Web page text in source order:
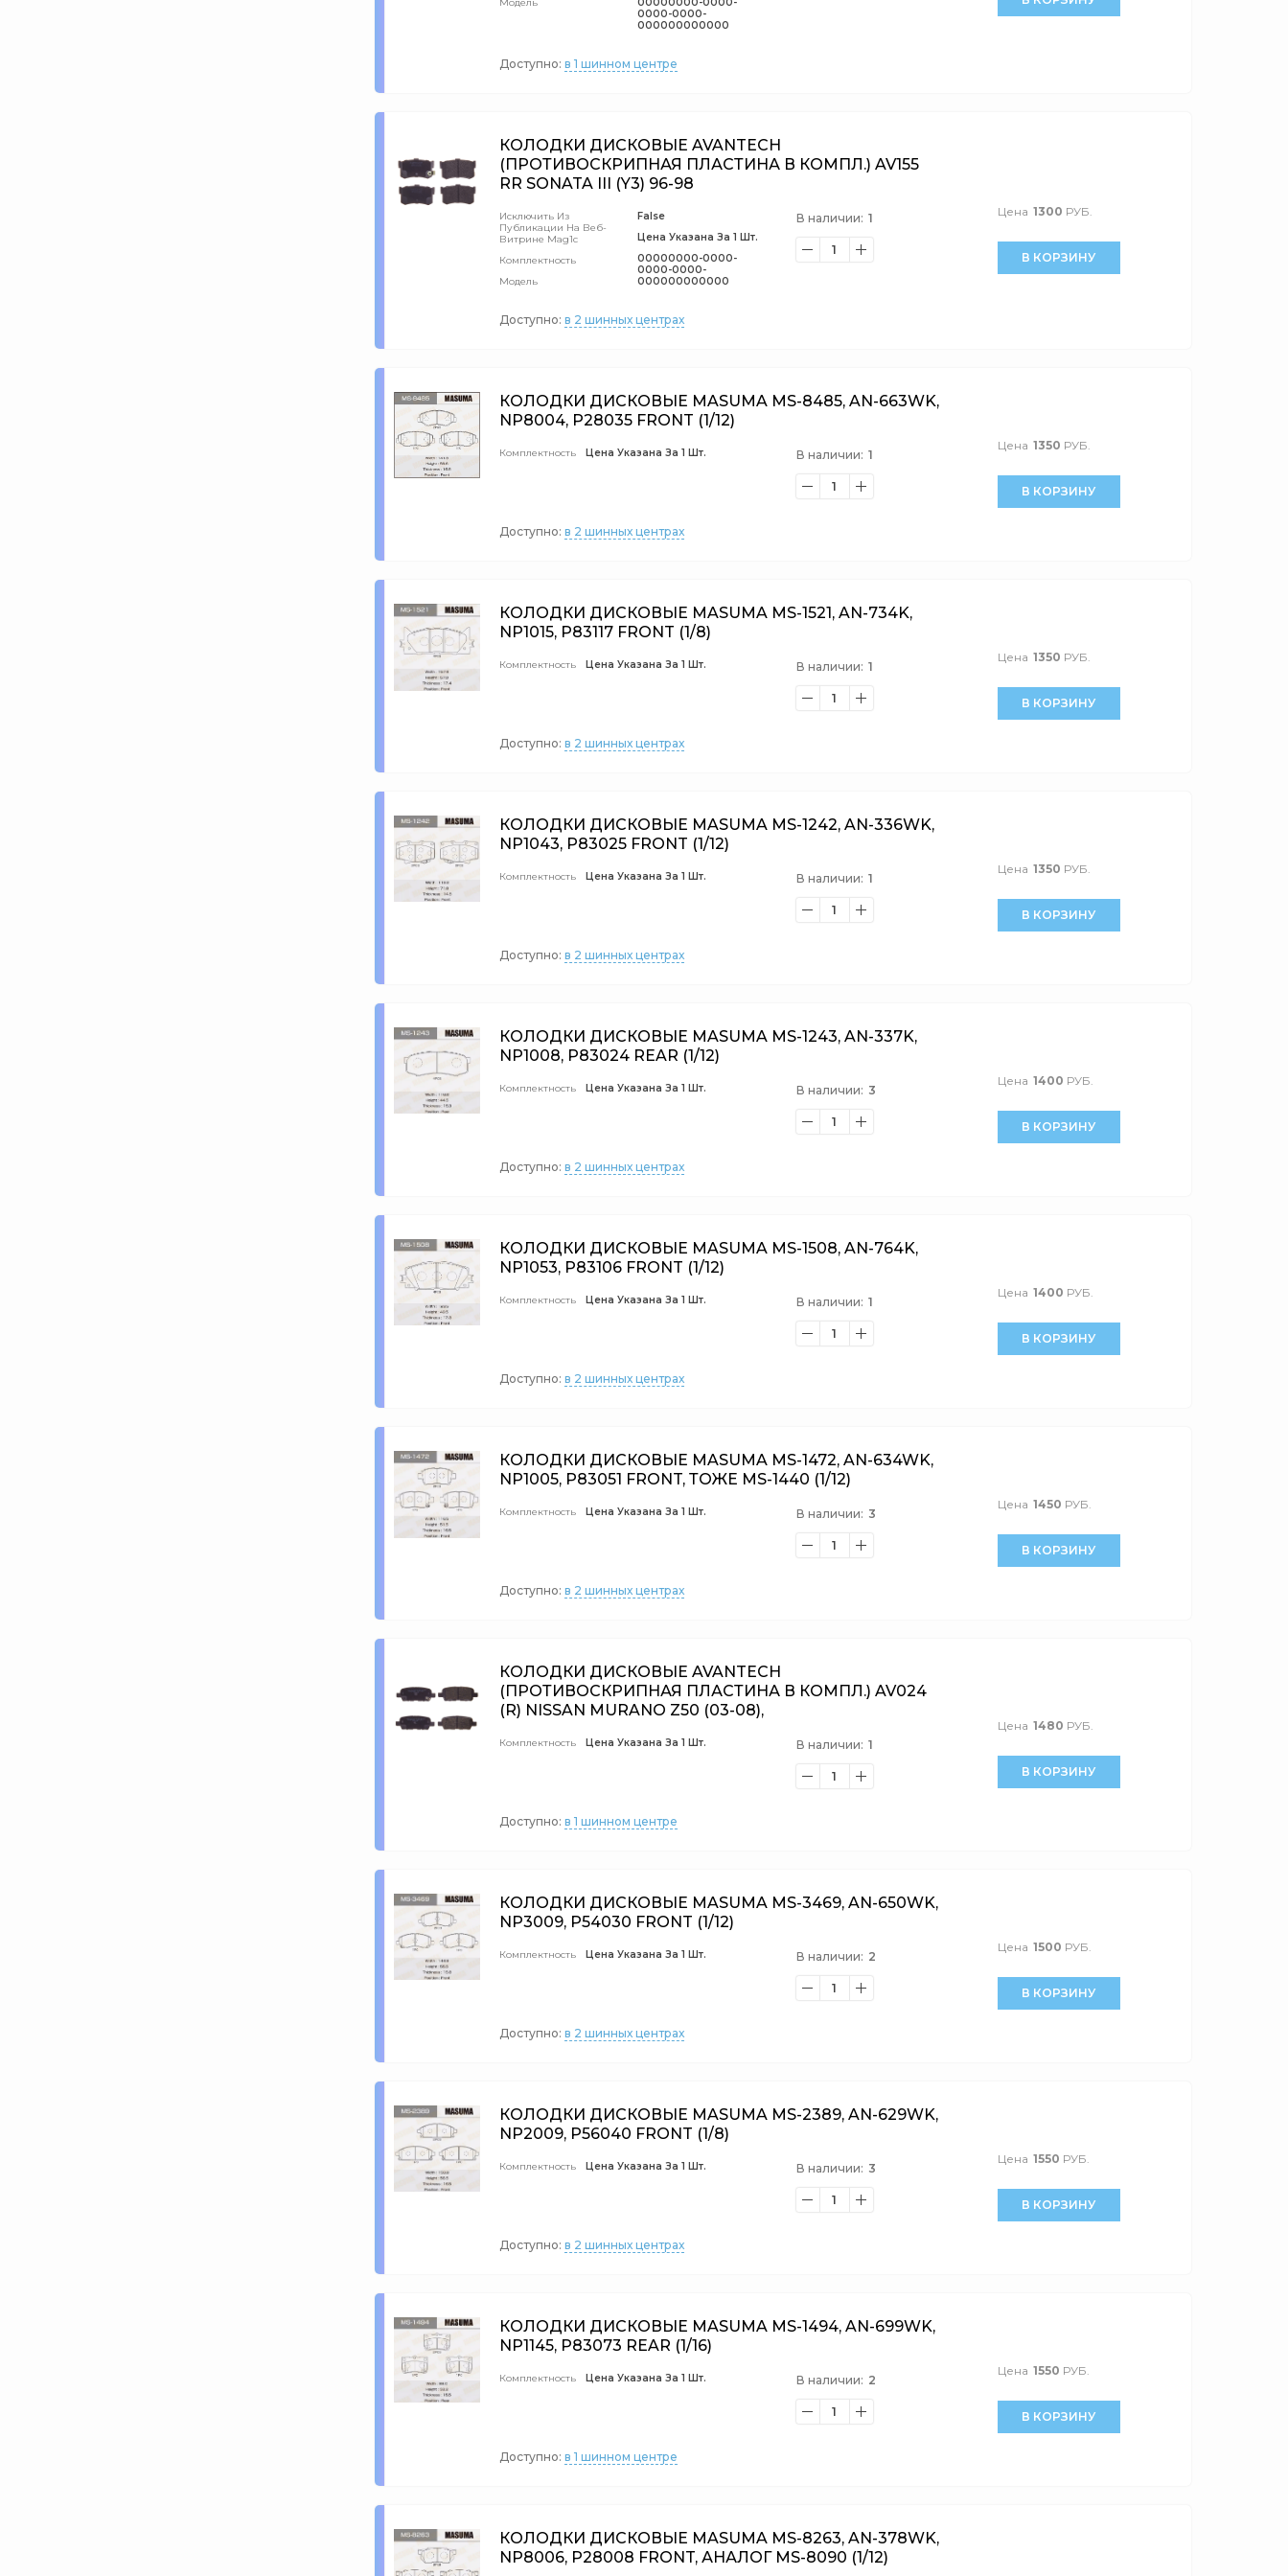
0000-0000-
000000000000
Доступно: в 1 шинном центре
Цена 1300 РУБ.
КОЛОДКИ ДИСКОВЫЕ AVANTECH
(ПРОТИВОСКРИПНАЯ ПЛАСТИНА В КОМПЛ.) AV155
RR SONATA III (Y3) 96-98
Исключить Из
Публикации На Веб-
Витрине Mag1c
Комплектность
Модель
False
Цена Указана За 1 Шт.
00000000-0000-
0000-0000-
000000000000
1
В наличии:
1
Доступно: в 2 шинных центрах
В КОРЗИНУ
Цена 1350 РУБ.
КОЛОДКИ ДИСКОВЫЕ MASUMA MS-8485, AN-663WK,
NP8004, P28035 FRONT (1/12)
Комплектность Цена Указана За 1 Шт. 1
В наличии:
1
Доступно: в 2 шинных центрах
В КОРЗИНУ
Цена 1350 РУБ.
КОЛОДКИ ДИСКОВЫЕ MASUMA MS-1521, AN-734K,
NP1015, P83117 FRONT (1/8)
Комплектность Цена Указана За 1 Шт. 1
В наличии:
1
Доступно: в 2 шинных центрах
В КОРЗИНУ
Цена 1350 РУБ.
КОЛОДКИ ДИСКОВЫЕ MASUMA MS-1242, AN-336WK,
NP1043, P83025 FRONT (1/12)
Комплектность Цена Указана За 1 Шт. 1
В наличии:
1
Доступно: в 2 шинных центрах
В КОРЗИНУ
Цена 1400 РУБ.
КОЛОДКИ ДИСКОВЫЕ MASUMA MS-1243, AN-337K,
NP1008, P83024 REAR (1/12)
Комплектность Цена Указана За 1 Шт. 3
В наличии:
1
Доступно: в 2 шинных центрах
В КОРЗИНУ
Цена 1400 РУБ.
КОЛОДКИ ДИСКОВЫЕ MASUMA MS-1508, AN-764K,
NP1053, P83106 FRONT (1/12)
Комплектность Цена Указана За 1 Шт. 1
В наличии:
1
Доступно: в 2 шинных центрах
В КОРЗИНУ
Цена 1450 РУБ.
КОЛОДКИ ДИСКОВЫЕ MASUMA MS-1472, AN-634WK,
NP1005, P83051 FRONT, ТОЖЕ MS-1440 (1/12)
Комплектность Цена Указана За 1 Шт. 3
В наличии:
1
Доступно: в 2 шинных центрах
В КОРЗИНУ
Цена 1480 РУБ.
КОЛОДКИ ДИСКОВЫЕ AVANTECH
(ПРОТИВОСКРИПНАЯ ПЛАСТИНА В КОМПЛ.) AV024
(R) NISSAN MURANO Z50 (03-08),
Комплектность Цена Указана За 1 Шт. 1
В наличии:
1
Доступно: в 1 шинном центре
В КОРЗИНУ
Цена 1500 РУБ.
КОЛОДКИ ДИСКОВЫЕ MASUMA MS-3469, AN-650WK,
NP3009, P54030 FRONT (1/12)
Комплектность Цена Указана За 1 Шт. 2
В наличии:
1
Доступно: в 2 шинных центрах
В КОРЗИНУ
Цена 1550 РУБ.
КОЛОДКИ ДИСКОВЫЕ MASUMA MS-2389, AN-629WK,
NP2009, P56040 FRONT (1/8)
Комплектность Цена Указана За 1 Шт. 3
В наличии:
1
Доступно: в 2 шинных центрах
В КОРЗИНУ
Цена 1550 РУБ.
КОЛОДКИ ДИСКОВЫЕ MASUMA MS-1494, AN-699WK,
NP1145, P83073 REAR (1/16)
Комплектность Цена Указана За 1 Шт. 2
В наличии:
1
Доступно: в 1 шинном центре
В КОРЗИНУ
КОЛОДКИ ДИСКОВЫЕ MASUMA MS-8263, AN-378WK,
NP8006, P28008 FRONT, АНАЛОГ MS-8090 (1/12)